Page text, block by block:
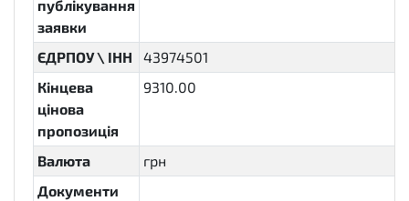
публікування
заявки
ЄДРПОУ \ ІНН
43974501
Кінцева
цінова
пропозиція
9310.00
Валюта
грн
Документи